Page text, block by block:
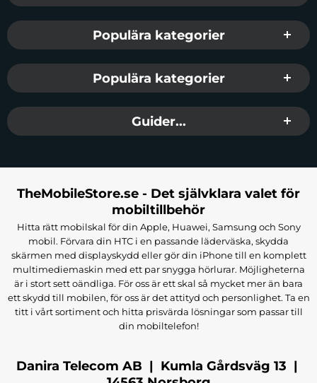
Populära kategorier
Populära kategorier
Guider...
TheMobileStore.se - Det självklara valet för
mobiltillbehör
Hitta rätt mobilskal för din Apple, Huawei, Samsung och Sony
mobil. Förvara din HTC i en passande läderväska, skydda
skärmen med displayskydd eller gör din iPhone till en komplett
multimediemaskin med ett par snygga hörlurar. Möjligheterna
är i stort sett oändliga. För oss är ett skal så mycket mer än bara
ett skydd till mobilen, för oss är det attityd och personlighet. Ta en
titt i vårt sortiment och hitta prisvärda lösningar som passar till
din mobiltelefon!
Danira Telecom AB | Kumla Gårdsväg 13 |